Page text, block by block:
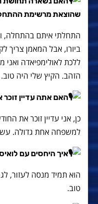
שהוצאת מרשימת
התחלתי איתם בהתחלה,
ביורו, אבל המאמן צריך
ללכת לאולימפיאדה ואני
הזהב. הקיץ שלי היה טוב.
האם אתה עדיין
כן, אני עדיין זוכר את
למשפחה אחת גדולה.
איך היחסים עם
הוא תמיד מנסה לעזור,
טוב.